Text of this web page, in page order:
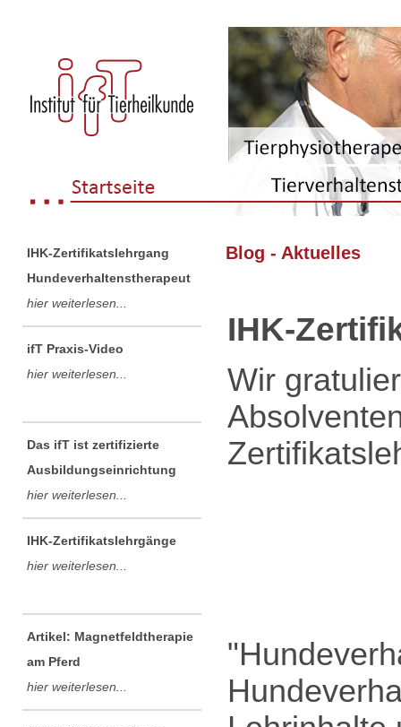
IHK-Zertifikatslehrgang
Hundeverhaltenstherapeut
hier weiterlesen...
ifT Praxis-Video
hier weiterlesen...
Das ifT ist zertifizierte
Ausbildungseinrichtung
hier weiterlesen...
IHK-Zertifikatslehrgänge
hier weiterlesen...
Artikel: Magnetfeldtherapie
am Pferd
hier weiterlesen...
Blog - Aktuelles
IHK-
Wir